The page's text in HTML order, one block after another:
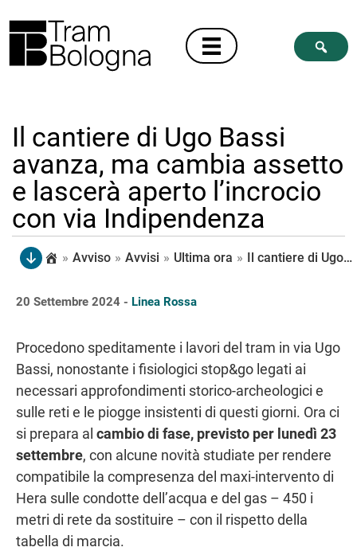
Il cantiere di Ugo Bassi
avanza, ma cambia assetto
e lascerà aperto l’incrocio
con via Indipendenza
» Avviso » Avvisi » Ultima ora » Il cantiere di Ugo Bassi avanza, ma cambia assetto e lascerà aperto l’incrocio con via Indipendenza
20 Settembre 2024 - Linea Rossa
Procedono speditamente i lavori del tram in via Ugo
Bassi, nonostante i fisiologici stop&go legati ai
necessari approfondimenti storico-archeologici e
sulle reti e le piogge insistenti di questi giorni. Ora ci
si prepara al cambio di fase, previsto per lunedì 23
settembre, con alcune novità studiate per rendere
compatibile la compresenza del maxi-intervento di
Hera sulle condotte dell’acqua e del gas – 450 i
metri di rete da sostituire – con il rispetto della
tabella di marcia.